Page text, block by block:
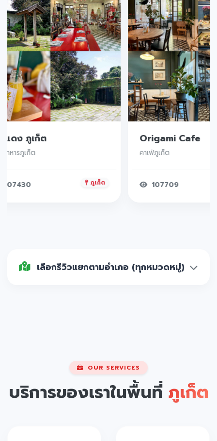
แดง ภูเก็ต
อาหารภูเก็ต
107430 ภูเก็ต
Origami Cafe
คาเฟ่ภูเก็ต
107709
เลือกรีวิวแยกตามอำเภอ (ทุกหมวดหมู่)
OUR SERVICES
บริการของเราในพื้นที่ ภูเก็ต